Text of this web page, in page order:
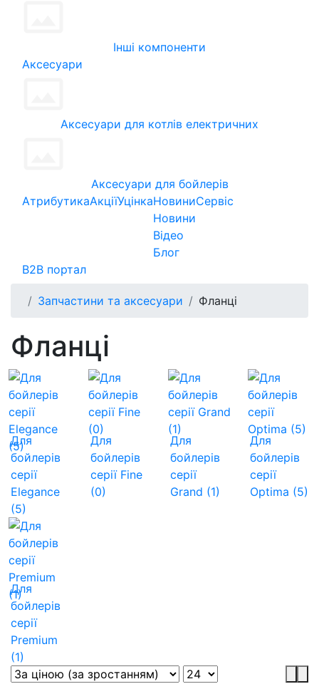
Інші компоненти
Аксесуари
Аксесуари для котлів електричних
Аксесуари для бойлерів
АтрибутикаАкціїУцінкаНовини
Новини
Відео
Блог
Сервіс
B2B портал
Запчастини та аксесуари Фланці
Фланці
Для
бойлерів
серії
Elegance
(5)
Для
бойлерів
серії Fine
(0)
Для
бойлерів
серії
Grand (1)
Для
бойлерів
серії
Optima (5)
Для
бойлерів
серії
Premium
(1)